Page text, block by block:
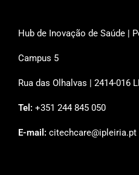
Hub de Inovação de Saúde |
Campus 5
Rua das Olhalvas | 2414-016
Tel: +351 244 845 050
E-mail: citechcare@ipleiria.pt